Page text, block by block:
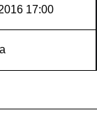
17:00